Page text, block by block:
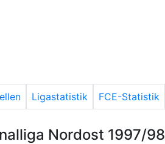
Ligastatistik FCE-Statistik
Nordost 1997/98